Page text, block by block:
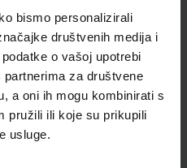
bismo personalizirali
društvenih medija i
o vašoj upotrebi
za društvene
a oni ih mogu kombinirati s
pružili ili koje su prikupili
usluge.
24 mjeseca